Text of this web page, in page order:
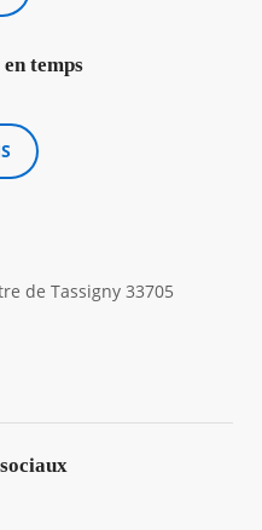
temps
de Tassigny 33705